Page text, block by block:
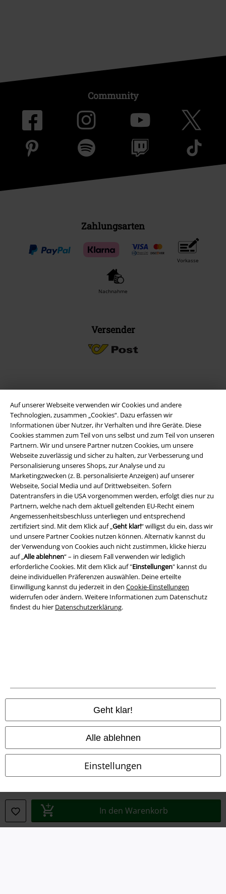
Auf unserer Webseite verwenden wir Cookies und andere
Technologien, zusammen „Cookies“. Dazu erfassen wir
Informationen über Nutzer, ihr Verhalten und ihre Geräte. Diese
Cookies stammen zum Teil von uns selbst und zum Teil von unseren
Partnern. Wir und unsere Partner nutzen Cookies, um unsere
Webseite zuverlässig und sicher zu halten, zur Verbesserung und
Personalisierung unseres Shops, zur Analyse und zu
Marketingzwecken (z. B. personalisierte Anzeigen) auf unserer
Webseite, Social Media und auf Drittwebseiten. Sofern
Datentransfers in die USA vorgenommen werden, erfolgt dies nur zu
Partnern, welche nach dem aktuell geltenden EU-Recht einem
Angemessenheitsbeschluss unterliegen und entsprechend
zertifiziert sind. Mit dem Klick auf „Geht klar!“ willigst du ein, dass wir
und unsere Partner Cookies nutzen können. Alternativ kannst du
der Verwendung von Cookies auch nicht zustimmen, klicke hierzu
auf „Alle ablehnen“ – in diesem Fall verwenden wir lediglich
erforderliche Cookies. Mit dem Klick auf "Einstellungen" kannst du
deine individuellen Präferenzen auswählen. Deine erteilte
Einwilligung kannst du jederzeit in den Cookie-Einstellungen
widerrufen oder ändern. Weitere Informationen zum Datenschutz
findest du hier Datenschutzerklärung.
Geht klar!
Alle ablehnen
Einstellungen
In den Warenkorb
Community
Zahlungsarten
Vorkasse
Nachnahme
Versender
Lade dir jetzt kostenlos unsere neue EMP App runter und genieße
die vielen neuen Funktionen und Vorteile!
A Warner Music Group Company
Datenschutz
Entsorgung und Umweltschutz
Information zur Barrierefreiheit
Vertrag widerrufen
Alle Preise inkl. gesetzlicher Mehrwertsteuer, zzgl.Versandkosten